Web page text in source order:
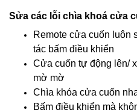
Sửa các lỗi chìa khoá cửa
Remote cửa cuốn luôn
tác bấm điều khiển
Cửa cuốn tự động lên/
mờ mờ
Chìa khóa cửa cuốn
Bấm điều khiển mà